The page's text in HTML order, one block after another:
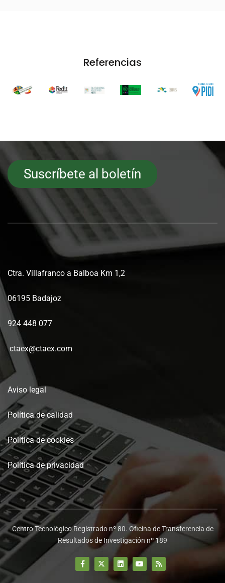
Referencias
Suscríbete al boletín
Ctra. Villafranco a Balboa Km 1,2
06195 Badajoz
924 448 077
ctaex@ctaex.com
Aviso legal
Política de calidad
Política de cookies
Política de privacidad
Centro Tecnológico Registrado nº 80. Oficina de Transferencia de
Resultados de Investigación nº 189